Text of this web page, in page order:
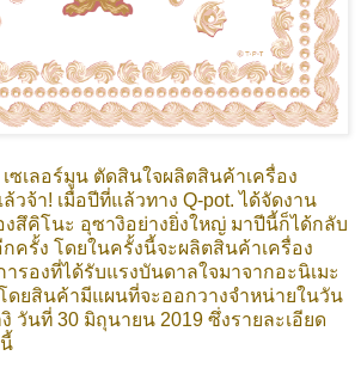
ซเลอร์มูน ตัดสินใจผลิตสินค้าเครื่อง
วจ้า! เมื่อปีที่แล้วทาง Q-pot. ได้จัดงาน
งสึคิโนะ อุซางิอย่างยิ่งใหญ่ มาปีนี้ก็ได้กลับ
ครั้ง โดยในครั้งนี้จะผลิตสินค้าเครื่อง
รองที่ได้รับแรงบันดาลใจมาจากอะนิเมะ
ดยสินค้ามีแผนที่จะออกวางจำหน่ายในวัน
วันที่ 30 มิถุนายน 2019 ซึ่งรายละเอียด